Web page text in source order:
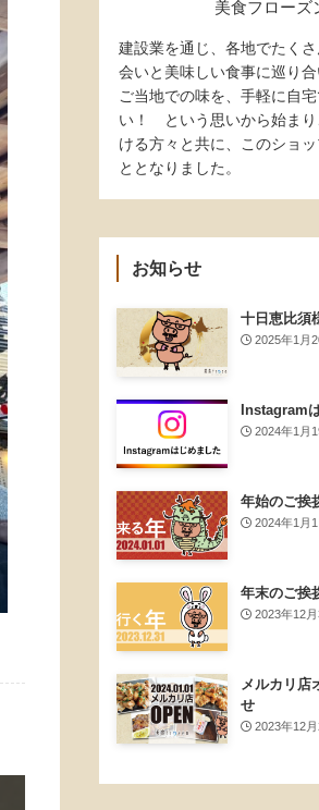
美食フローズ
建設業を通じ、各地でたく
会いと美味しい食事に巡り合
ご当地での味を、手軽に自
い！ という思いから始まり
ける方々と共に、このショ
ととなりました。
お知らせ
十日恵比須
2025年1月
Instagram
2024年1月
年始のご挨
2024年1月1
年末のご挨
2023年12月
メルカリ店
せ
2023年12月